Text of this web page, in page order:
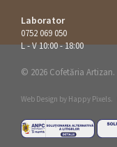
Laborator
0752 069 050
L - V 10:00 - 18:00
© 2026 Cofetăria Artizan.
Web Design by Happy Pixels.